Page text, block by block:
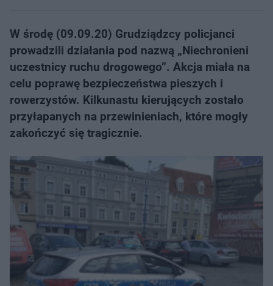
W środę (09.09.20) Grudziądzcy policjanci
prowadzili działania pod nazwą „Niechronieni
uczestnicy ruchu drogowego”. Akcja miała na
celu poprawę bezpieczeństwa pieszych i
rowerzystów. Kilkunastu kierujących zostało
przyłapanych na przewinieniach, które mogły
zakończyć się tragicznie.